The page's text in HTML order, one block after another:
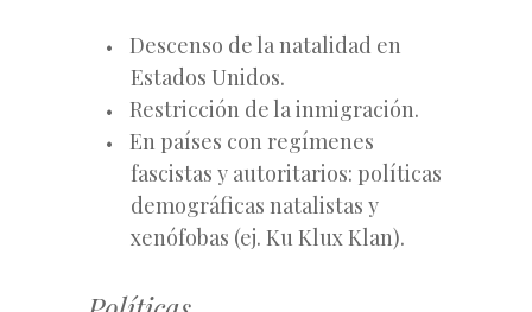
Descenso de la natalidad en
Estados Unidos.
Restricción de la inmigración.
En países con regímenes
fascistas y autoritarios: políticas
demográficas natalistas y
xenófobas (ej. Ku Klux Klan).